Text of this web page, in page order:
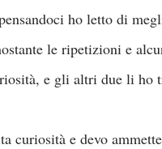
ho letto di
le ripetizioni e
e gli altri due li ho
curiosità e devo